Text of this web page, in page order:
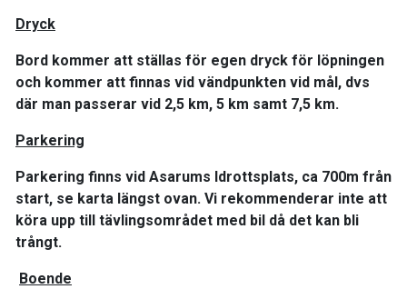
Dryck
Bord kommer att ställas för egen dryck för löpningen
och kommer att finnas vid vändpunkten vid mål, dvs
där man passerar vid 2,5 km, 5 km samt 7,5 km.
Parkering
Parkering finns vid Asarums Idrottsplats, ca 700m från
start, se karta längst ovan. Vi rekommenderar inte att
köra upp till tävlingsområdet med bil då det kan bli
trångt.
Boende